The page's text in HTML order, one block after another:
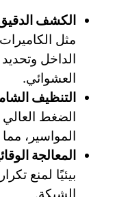
الكشف
مثل
الداخل
العشوائي.
التنظيف
الضغط العالي
المواسير،
المعالجة
بيئيًا لمنع